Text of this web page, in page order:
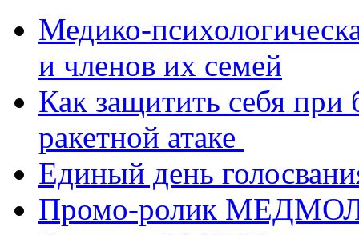
Медико-
и членов их семей
Как защитить себя при
ракетной атаке
Единый день
Промо-ролик